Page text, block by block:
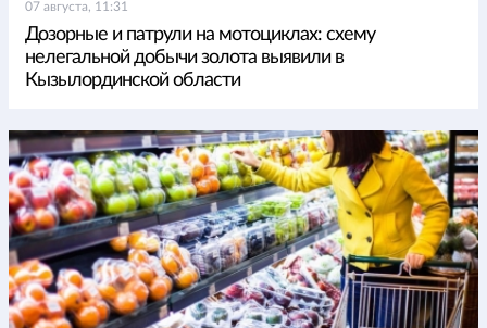
07 августа, 11:31
Дозорные и патрули на мотоциклах: схему
нелегальной добычи золота выявили в
Кызылординской области